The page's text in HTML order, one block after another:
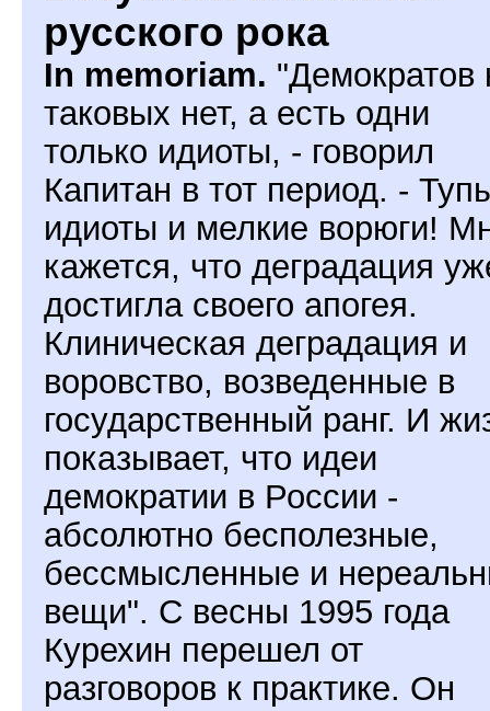
русского рока
In memoriam. "Демократов
таковых нет, а есть одни
только идиоты, - говорил
Капитан в тот период. -
идиоты и мелкие ворюги!
кажется, что деградация
достигла своего апогея.
Клиническая деградация и
воровство, возведенные в
государственный ранг. И
показывает, что идеи
демократии в России -
абсолютно бесполезные,
бессмысленные и
вещи". С весны 1995 года
Курехин перешел от
разговоров к практике. Он